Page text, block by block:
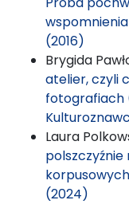
wspomnienia
(2016)
Brygida
atelier, czyli
fotografiach
Laura
korpusowych
(2024)